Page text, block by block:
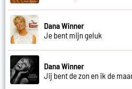
Dana Winner
Je bent mijn geluk
Dana Winner
Jij bent de zon en ik de